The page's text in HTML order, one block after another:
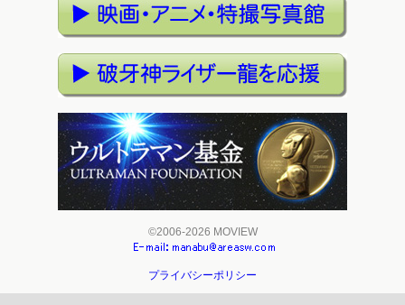
©2006-2026 MOVIEW
プライバシーポリシー